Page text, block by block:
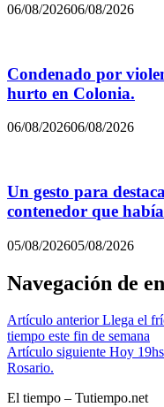
06/08/202606/08/2026
Condenado por
hurto en Colonia.
06/08/202606/08/2026
Un gesto para
contenedor que
05/08/202605/08/2026
Navegación de
Artículo anterior Llega el
tiempo este fin de semana
Artículo siguiente Hoy
Rosario.
El tiempo – Tutiempo.net